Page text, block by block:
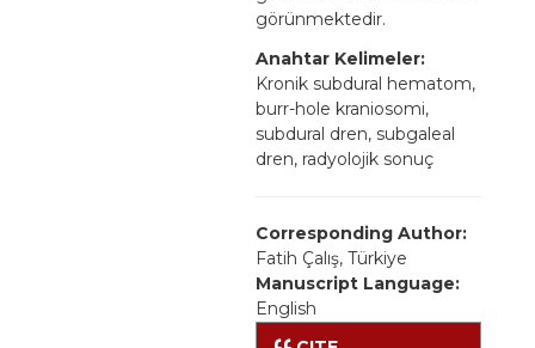
görünmektedir.
Anahtar Kelimeler:
Kronik subdural hematom,
burr-hole kraniosomi,
subdural dren, subgaleal
dren, radyolojik sonuç
Corresponding Author:
Fatih Çalış, Türkiye
Manuscript Language:
English